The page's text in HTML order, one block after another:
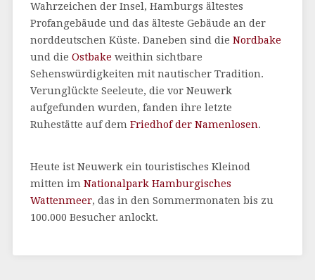
Wahrzeichen der Insel, Hamburgs ältestes
Profangebäude und das älteste Gebäude an der
norddeutschen Küste. Daneben sind die Nordbake
und die Ostbake weithin sichtbare
Sehenswürdigkeiten mit nautischer Tradition.
Verunglückte Seeleute, die vor Neuwerk
aufgefunden wurden, fanden ihre letzte
Ruhestätte auf dem Friedhof der Namenlosen.
Heute ist Neuwerk ein touristisches Kleinod
mitten im Nationalpark Hamburgisches
Wattenmeer, das in den Sommermonaten bis zu
100.000 Besucher anlockt.